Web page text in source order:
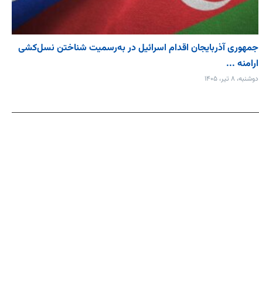
جمهوری آذربایجان اقدام اسرائیل در به‌رسمیت شناختن نسل‌کشی
ارامنه ...
دوشنبه، ۸ تیر، ۱۴۰۵